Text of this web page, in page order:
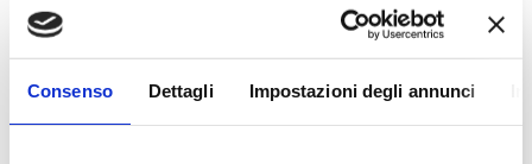
Consenso Dettagli Impostazioni degli annunci
artrosi molto avanzata, dove l’indicazione
terapeutica può essere diversa.